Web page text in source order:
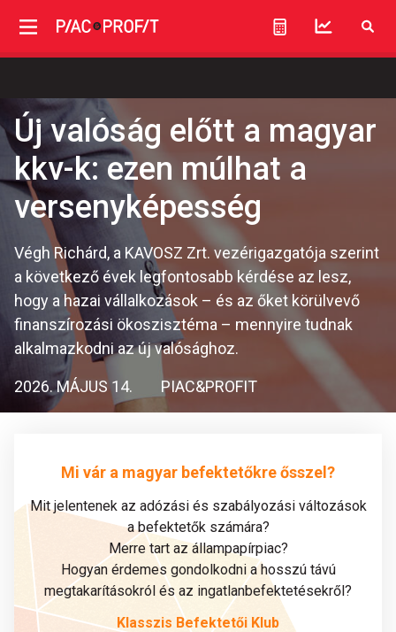
Új valóság előtt a magyar
kkv-k: ezen múlhat a
versenyképesség
Végh Richárd, a KAVOSZ Zrt. vezérigazgatója szerint
a következő évek legfontosabb kérdése az lesz,
hogy a hazai vállalkozások – és az őket körülvevő
finanszírozási ökoszisztéma – mennyire tudnak
alkalmazkodni az új valósághoz.
2026. MÁJUS 14. PIAC&PROFIT
Mi vár a magyar befektetőkre ősszel?
Mit jelentenek az adózási és szabályozási változások
a befektetők számára?
Merre tart az állampapírpiac?
Hogyan érdemes gondolkodni a hosszú távú
megtakarításokról és az ingatlanbefektetésekről?
Klasszis Befektetői Klub